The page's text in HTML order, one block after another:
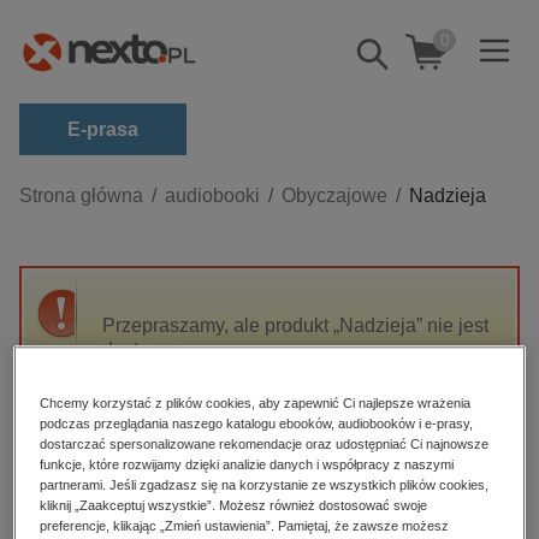
Pokaż/schowaj
wyszukiwarkę
0
E-prasa
Kategorie
biznesowe, branżowe, gospodarka
dzienniki
edukacja
hobby, sport, rozrywka
komputery, internet, technologie, informatyka
Strona główna audiobooki Obyczajowe Nadzieja
Przepraszamy, ale produkt „Nadzieja” nie jest
dostępny.
High-contrast mode
Polecane
Chcemy korzystać z plików cookies, aby zapewnić Ci najlepsze wrażenia
podczas przeglądania naszego katalogu ebooków, audiobooków i e-prasy,
dostarczać spersonalizowane rekomendacje oraz udostępniać Ci najnowsze
funkcje, które rozwijamy dzięki analizie danych i współpracy z naszymi
partnerami. Jeśli zgadzasz się na korzystanie ze wszystkich plików cookies,
kliknij „Zaakceptuj wszystkie”. Możesz również dostosować swoje
preferencje, klikając „Zmień ustawienia”. Pamiętaj, że zawsze możesz